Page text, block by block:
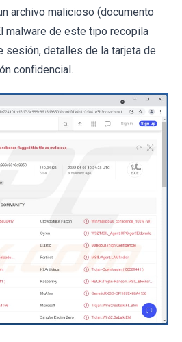
archivo malicioso (documento
malware de este tipo recopila
sesión, detalles de la tarjeta de
confidencial.